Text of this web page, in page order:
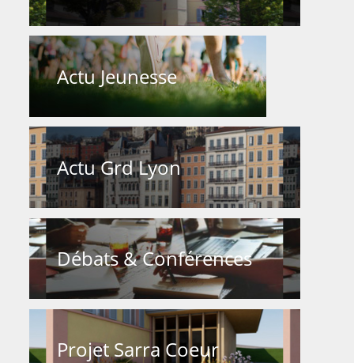
Actu Jeunesse
Actu Grd Lyon
Débats & Conférences
Projet Sarra Coeur